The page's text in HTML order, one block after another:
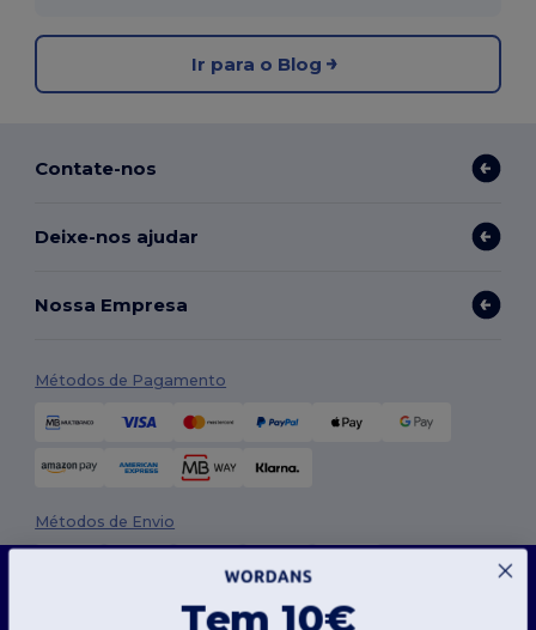
Ir para o Blog
Contate-nos
Deixe-nos ajudar
Nossa Empresa
Métodos de Pagamento
Métodos de Envio
Este site usa cookies
lembrar as suas preferências, analisar o desempenho do site e garantir uma
experiência de navegação fluida e personalizada, incluindo conteúdos personalizados,
Tem 10€